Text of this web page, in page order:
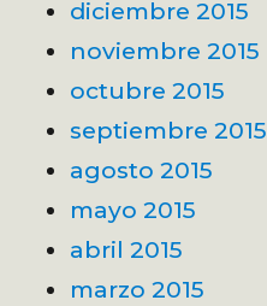
diciembre 2015
noviembre 2015
octubre 2015
septiembre 2015
agosto 2015
mayo 2015
abril 2015
marzo 2015